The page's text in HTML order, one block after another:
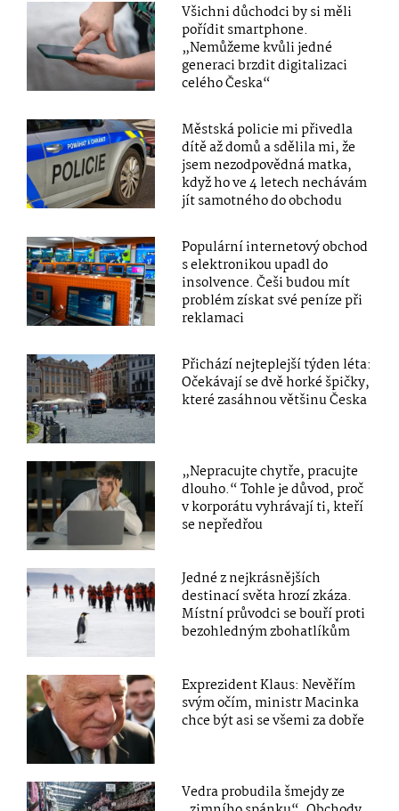
Všichni důchodci by si měli
pořídit smartphone.
„Nemůžeme kvůli jedné
generaci brzdit digitalizaci
celého Česka“
Městská policie mi přivedla
dítě až domů a sdělila mi, že
jsem nezodpovědná matka,
když ho ve 4 letech nechávám
jít samotného do obchodu
Populární internetový obchod
s elektronikou upadl do
insolvence. Češi budou mít
problém získat své peníze při
reklamaci
Přichází nejteplejší týden léta:
Očekávají se dvě horké špičky,
které zasáhnou většinu Česka
„Nepracujte chytře, pracujte
dlouho.“ Tohle je důvod, proč
v korporátu vyhrávají ti, kteří
se nepředřou
Jedné z nejkrásnějších
destinací světa hrozí zkáza.
Místní průvodci se bouří proti
bezohledným zbohatlíkům
Exprezident Klaus: Nevěřím
svým očím, ministr Macinka
chce být asi se všemi za dobře
Vedra probudila šmejdy ze